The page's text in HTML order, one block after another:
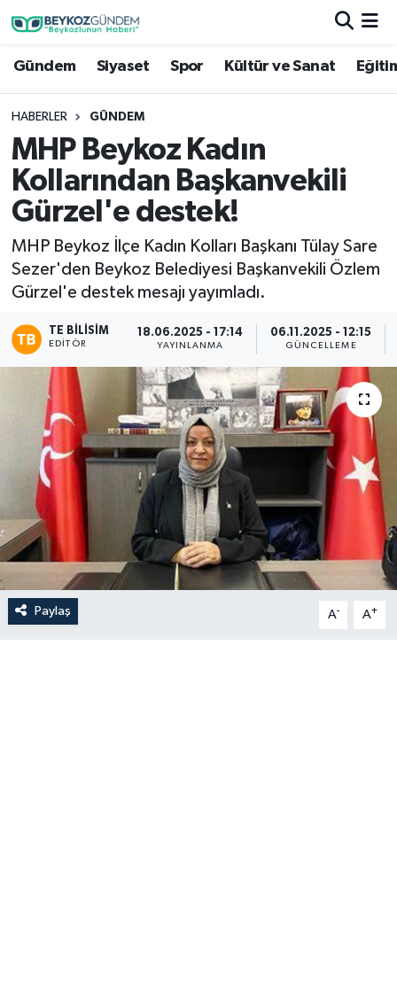
Gündem Siyaset Spor Kültür ve Sanat
HABERLER GÜNDEM
MHP Beykoz Kadın
Kollarından Başkanvekili
Gürzel'e destek!
MHP Beykoz İlçe Kadın Kolları Başkanı Tülay Sare
Sezer'den Beykoz Belediyesi Başkanvekili Özlem
Gürzel'e destek mesajı yayımladı.
TE BILISIM
EDITÖR
18.06.2025 - 17:14
YAYINLANMA
06.11.2025 - 12:15
GÜNCELLEME
Paylaş A- A+
Hava Durumu
Trafik Durumu
Süper Lig Puan Durumu ve Fikstür
Tüm Manşetler
Son Dakika Haberleri
Haber Arşivi